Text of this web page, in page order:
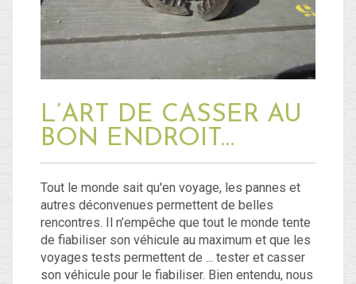
L’ART DE CASSER AU
BON ENDROIT…
Tout le monde sait qu'en voyage, les pannes et
autres déconvenues permettent de belles
rencontres. Il n’empêche que tout le monde tente
de fiabiliser son véhicule au maximum et que les
voyages tests permettent de ... tester et casser
son véhicule pour le fiabiliser. Bien entendu, nous